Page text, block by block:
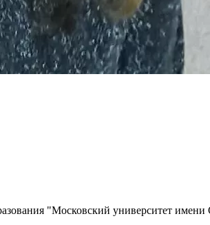
"Московский университет